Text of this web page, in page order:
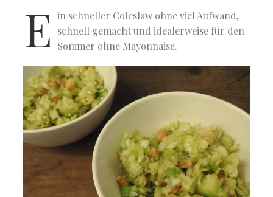
E in schneller Coleslaw ohne viel Aufwand,
schnell gemacht und idealerweise für den
Sommer ohne Mayonnaise.